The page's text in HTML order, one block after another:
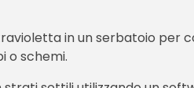
in un serbatoio per
o schemi.